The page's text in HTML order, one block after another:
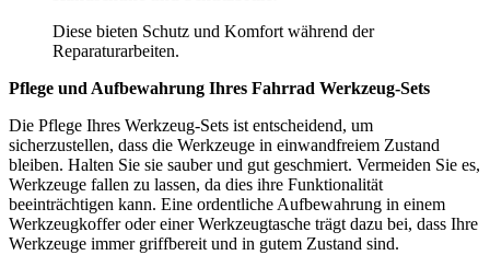
Diese bieten Schutz und Komfort während der
Reparaturarbeiten.
Pflege und Aufbewahrung Ihres Fahrrad Werkzeug-Sets
Die Pflege Ihres Werkzeug-Sets ist entscheidend, um
sicherzustellen, dass die Werkzeuge in einwandfreiem Zustand
bleiben. Halten Sie sie sauber und gut geschmiert. Vermeiden Sie es,
Werkzeuge fallen zu lassen, da dies ihre Funktionalität
beeinträchtigen kann. Eine ordentliche Aufbewahrung in einem
Werkzeugkoffer oder einer Werkzeugtasche trägt dazu bei, dass Ihre
Werkzeuge immer griffbereit und in gutem Zustand sind.